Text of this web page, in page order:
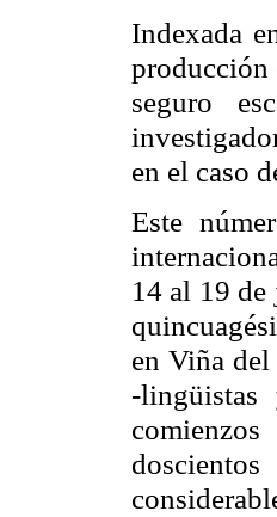
Indexada
seguro
en el caso
Este
14 al 19 de
en Viña
-lingüistas